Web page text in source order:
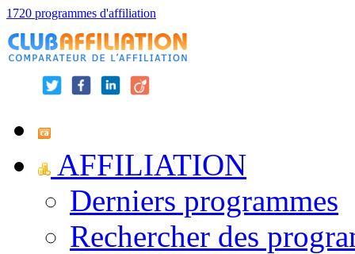
1720 programmes d'affiliation
AFFILIATION
Derniers programmes
Rechercher des